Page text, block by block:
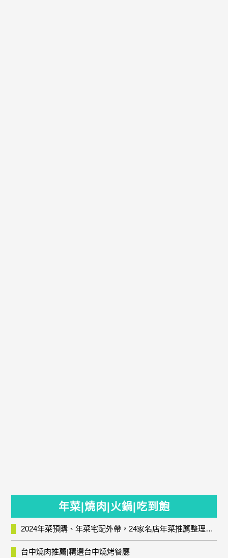
年菜|燒肉|火鍋|吃到飽
2024年菜預購、年菜宅配外帶，24家名店年菜推薦整理，圍爐輕鬆上菜團圓趣
台中燒肉推薦|精選台中燒烤餐廳